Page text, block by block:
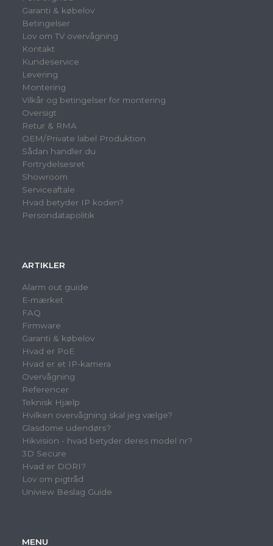
Garanti & købelov
Betingelser
Lov om TV overvågning
Kontakt
Kundeservice
Levering
Montering
Vilkår og betingelser for montering
Oversigt
Retur & RMA
OEM/Private label Produktion
Sådan handler du
Fortrydelsesret
Showroom
Serviceaftale
Hvad betyder IP koden?
Persondatapolitik
ARTIKLER
Alarm out guide
E-mærket
FAQ
Firmware
Garanti & købelov
Hvad er PoE
Hvad er et IP-kamera
Overvågning
Referencer
Teknisk Hjælp
Hvilken overvågning skal jeg vælge?
Glasdome udendørs?
Hikvision - hvad betyder deres model nr?
3D Secure
Hvad er DORI?
Lov om pigtråd
Uniview Beslag Guide
MENU